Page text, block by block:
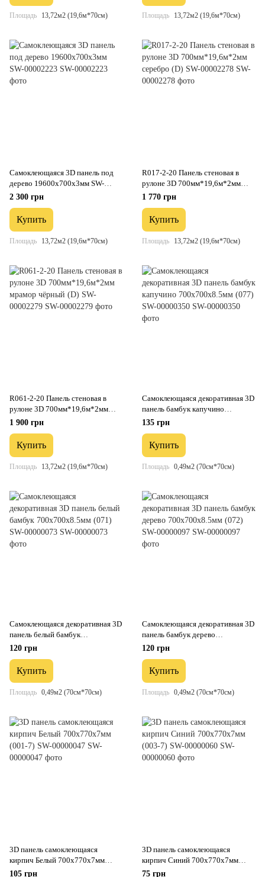
Площадь 13,72м2 (19,6м*70см) Площадь 13,72м2 (19,6м*70см)
Самоклеющаяся 3D панель под
дерево 19600х700х3мм SW-
00002223
2 300 грн
Купить
Площадь 13,72м2 (19,6м*70см)
R017-2-20 Панель стеновая в
рулоне 3D 700мм*19,6м*2мм
серебро (D) SW-00002278
1 770 грн
Купить
Площадь 13,72м2 (19,6м*70см)
R061-2-20 Панель стеновая в
рулоне 3D 700мм*19,6м*2мм
мрамор чёрный (D) SW-00002279
1 900 грн
Купить
Площадь 13,72м2 (19,6м*70см)
Самоклеющаяся декоративная 3D
панель бамбук капучино
700x700x8.5мм (077) SW-
135 грн
Купить
Площадь 0,49м2 (70см*70см)
Самоклеющаяся декоративная 3D
панель белый бамбук
700x700x8.5мм (071) SW-
120 грн
Купить
Площадь 0,49м2 (70см*70см)
Самоклеющаяся декоративная 3D
панель бамбук дерево
700x700x8.5мм (072) SW-
120 грн
Купить
Площадь 0,49м2 (70см*70см)
3D панель самоклеющаяся
кирпич Белый 700x770x7мм
(001-7) SW-00000047
105 грн
3D панель самоклеющаяся
кирпич Синий 700x770x7мм
(003-7) SW-00000060
75 грн